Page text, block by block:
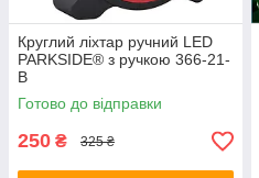
Круглий ліхтар ручний LED
PARKSIDE® з ручкою 366-21-
B
Готово до відправки
250 ₴ 325 ₴